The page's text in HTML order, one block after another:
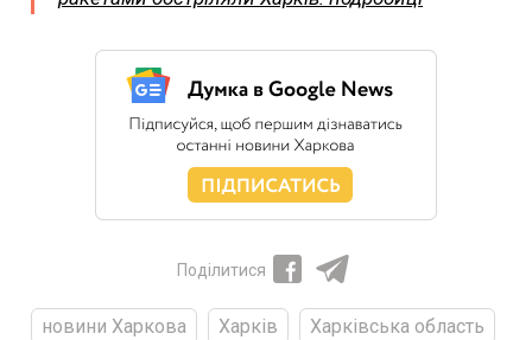
Поділитися
новини Харкова Харків
Харківська область